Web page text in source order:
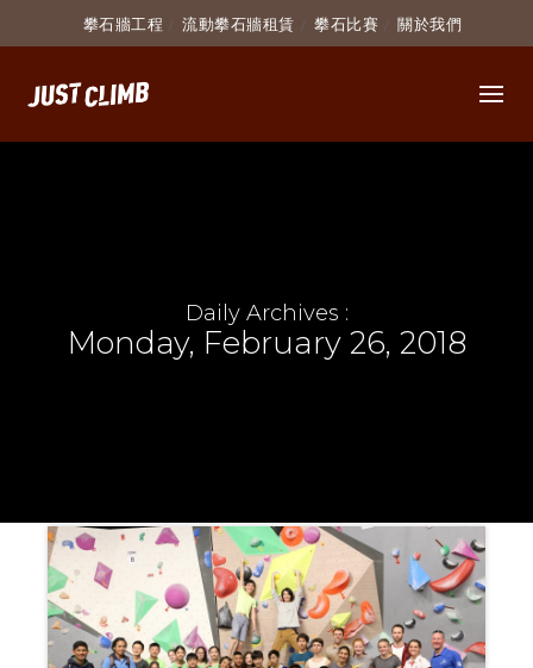
攀石牆工程 流動攀石牆租賃 攀石比賽 關於我們
Daily Archives :
Monday, February 26, 2018